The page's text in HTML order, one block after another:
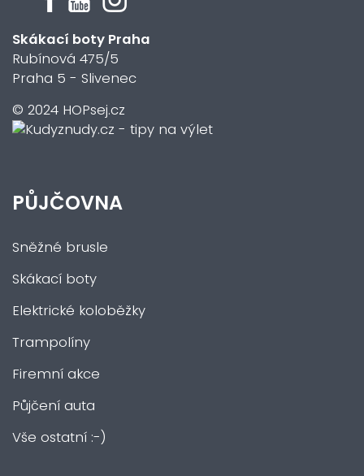
Skákací boty Praha
Rubínová 475/5
Praha 5 - Slivenec
© 2024 HOPsej.cz
PŮJČOVNA
Sněžné brusle
Skákací boty
Elektrické koloběžky
Trampolíny
Firemní akce
Půjčení auta
Vše ostatní :-)